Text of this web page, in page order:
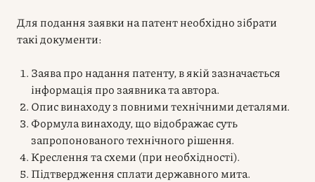
Для подання заявки на патент необхідно зібрати
такі документи:
Заява про надання патенту, в якій зазначається
інформація про заявника та автора.
Опис винаходу з повними технічними деталями.
Формула винаходу, що відображає суть
запропонованого технічного рішення.
Креслення та схеми (при необхідності).
Підтвердження сплати державного мита.